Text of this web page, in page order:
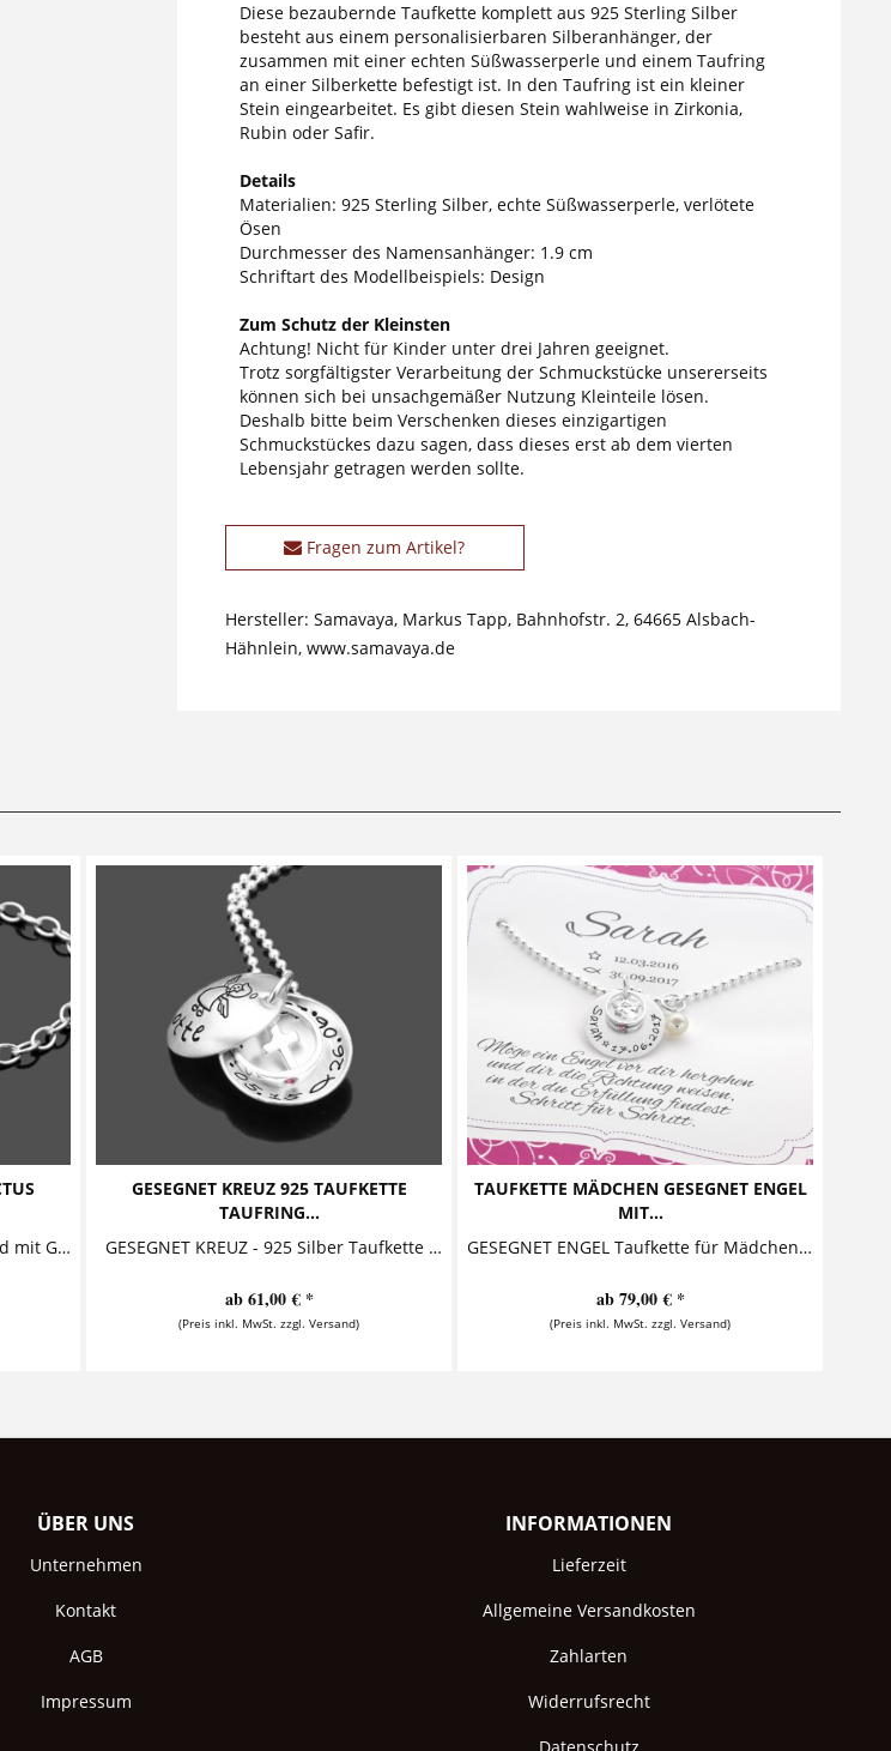
Diese bezaubernde Taufkette komplett aus 925 Sterling Silber
besteht aus einem personalisierbaren Silberanhänger, der
zusammen mit einer echten Süßwasserperle und einem Taufring
an einer Silberkette befestigt ist. In den Taufring ist ein kleiner
Stein eingearbeitet. Es gibt diesen Stein wahlweise in Zirkonia,
Rubin oder Safir.
Details
Materialien: 925 Sterling Silber, echte Süßwasserperle, verlötete
Ösen
Durchmesser des Namensanhänger: 1.9 cm
Schriftart des Modellbeispiels: Design
Zum Schutz der Kleinsten
Achtung! Nicht für Kinder unter drei Jahren geeignet.
Trotz sorgfältigster Verarbeitung der Schmuckstücke unsererseits
können sich bei unsachgemäßer Nutzung Kleinteile lösen.
Deshalb bitte beim Verschenken dieses einzigartigen
Schmuckstückes dazu sagen, dass dieses erst ab dem vierten
Lebensjahr getragen werden sollte.
Fragen zum Artikel?
Hersteller: Samavaya, Markus Tapp, Bahnhofstr. 2, 64665 Alsbach-
Hähnlein, www.samavaya.de
SANCTUS 925 Silber Taufarmband mit Gravur Dieses bezaubernde Taufarmband besteht aus einem Namensanhänger, der zusammen mit einer echten...
GESEGNET KREUZ 925 TAUFKETTE
TAUFRING...
GESEGNET KREUZ - 925 Silber Taufkette Medaillon zur Taufe mit Taufring und Kreuzanhänger Diese süße Taufkette mit Gravur besteht aus einem...
ab 61,00 € *
(Preis inkl. MwSt. zzgl. Versand)
TAUFKETTE MÄDCHEN GESEGNET ENGEL
MIT...
GESEGNET ENGEL Taufkette für Mädchen mit Geschenkkarton Diese zauberhafte Taufkette mit Gravur besteht aus einem personalisierten Silberanhänger, der von einem süßen Schutzengel, einem...
ab 79,00 € *
(Preis inkl. MwSt. zzgl. Versand)
ÜBER UNS
Unternehmen
Kontakt
AGB
Impressum
INFORMATIONEN
Lieferzeit
Allgemeine Versandkosten
Zahlarten
Widerrufsrecht